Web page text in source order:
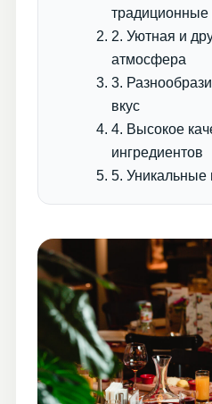
традиционные
2. Уютная и
атмосфера
3.
вкус
4. Высокое
ингредиентов
5. Уникальные